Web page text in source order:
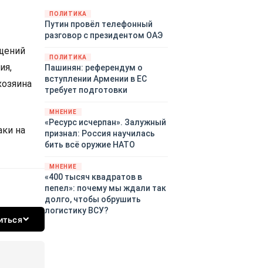
на
закупленное ранее оружие.
Также американская
администрация скидывает на
киевского режима оружием,
которое стремится продавать
всем новым снабженцам.
Однако часто возникают
предположения о возможном
«сменщике» американцев на
этом позорном посту.
Рассмотрим, кто же рвётся на
ПОЛИТИКА
Путин провёл телефонный
разговор с президентом ОАЭ
ПОЛИТИКА
Пашинян: референдум о
вступлении Армении в ЕС
требует подготовки
МНЕНИЕ
«Ресурс исчерпан». Залужный
признал: Россия научилась
бить всё оружие НАТО
МНЕНИЕ
«400 тысяч квадратов в
пепел»: почему мы ждали так
долго, чтобы обрушить
логистику ВСУ?